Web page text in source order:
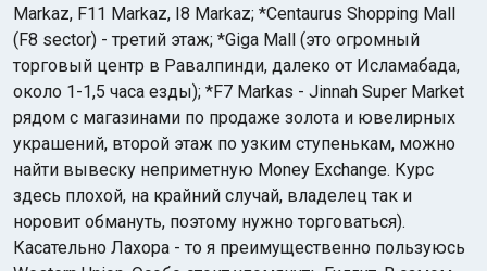
Markaz, F11 Markaz, I8 Markaz; *Centaurus Shopping Mall
(F8 sector) - третий этаж; *Giga Mall (это огромный
торговый центр в Равалпинди, далеко от Исламабада,
около 1-1,5 часа езды); *F7 Markas - Jinnah Super Market
рядом с магазинами по продаже золота и ювелирных
украшений, второй этаж по узким ступенькам, можно
найти вывеску неприметную Money Exchange. Курс
здесь плохой, на крайний случай, владелец так и
норовит обмануть, поэтому нужно торговаться).
Касательно Лахора - то я преимущественно пользуюсь